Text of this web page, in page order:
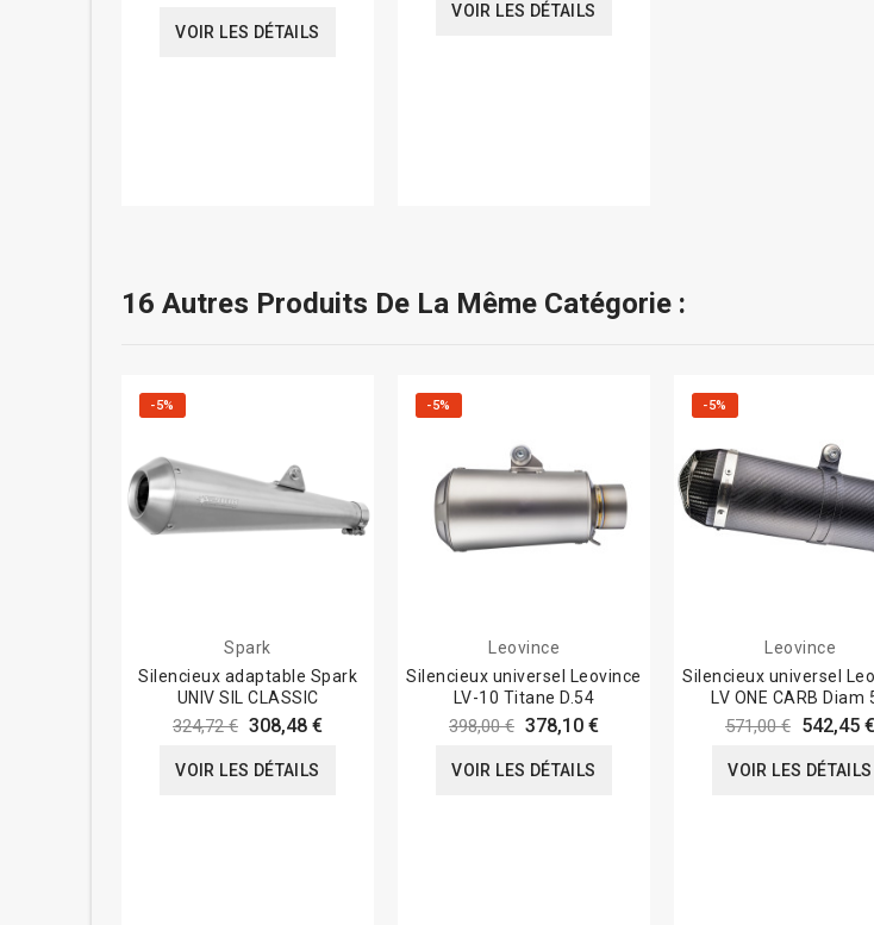
VOIR LES DÉTAILS
VOIR LES DÉTAILS
16 Autres Produits De La Même Catégorie :
-5%
Spark
Silencieux adaptable Spark
UNIV SIL CLASSIC
324,72 € 308,48 €
VOIR LES DÉTAILS
-5%
Leovince
Silencieux universel Leovince
LV-10 Titane D.54
398,00 € 378,10 €
VOIR LES DÉTAILS
-5%
Leovince
Silencieux universel
LV ONE CARB Diam
571,00 € 542,45 €
VOIR LES DÉTAILS